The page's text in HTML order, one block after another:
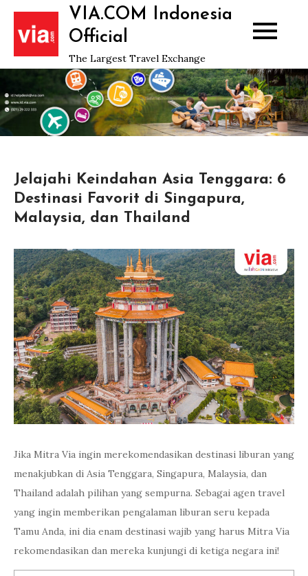
Skip
content
VIA.COM Indonesia
Official
The Largest Travel Exchange
Jelajahi Keindahan Asia Tenggara: 6
Destinasi Favorit di Singapura,
Malaysia, dan Thailand
Jika Mitra Via ingin merekomendasikan destinasi liburan yang
menakjubkan di Asia Tenggara, Singapura, Malaysia, dan
Thailand adalah pilihan yang sempurna. Sebagai agen travel
yang ingin memberikan pengalaman liburan seru kepada
Tamu Anda, ini dia enam destinasi wajib yang harus Mitra Via
rekomendasikan dan mereka kunjungi di ketiga negara ini!